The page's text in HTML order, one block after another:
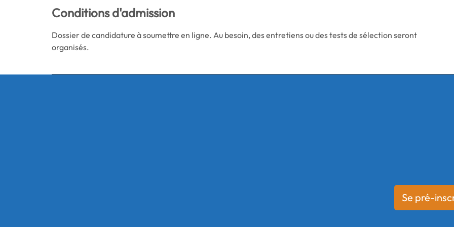
Conditions d'admission
Dossier de candidature à soumettre en ligne. Au besoin, des entretiens ou des tests de sélection seront
organisés.
Se pré-